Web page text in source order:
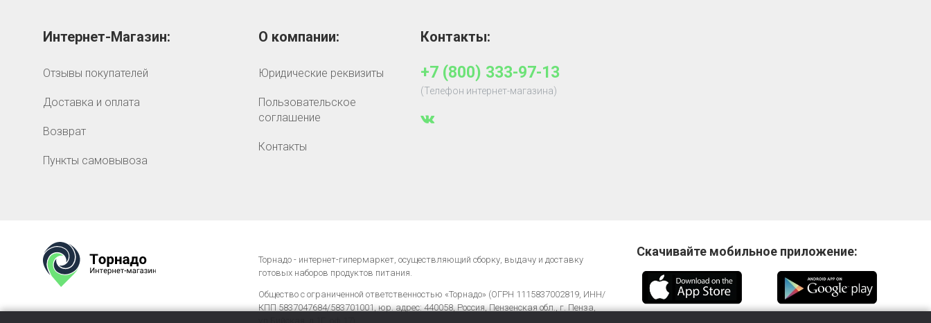
Интернет-Магазин:
Отзывы покупателей
Доставка и оплата
Возврат
Пункты самовывоза
О компании:
Юридические реквизиты
Пользовательское
соглашение
Контакты
Контакты:
+7 (800) 333-97-13
(Телефон интернет-магазина)
Торнадо - интернет-гипермаркет, осуществляющий сборку, выдачу и доставку
готовых наборов продуктов питания.
Общество с ограниченной ответственностью «Торнадо» (ОГРН 1115837002819, ИНН/
КПП 5837047684/583701001, юр. адрес: 440058, Россия, Пензенская обл., г. Пенза,
Скачивайте мобильное приложение: